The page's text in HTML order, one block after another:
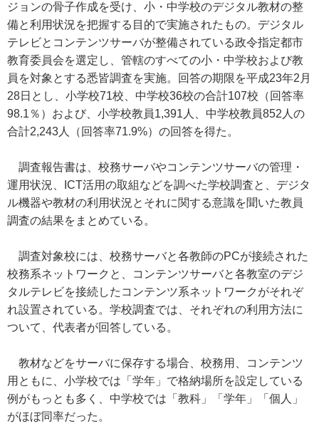
ジョンの骨子作成を受け、小・中学校のデジタル教材の整
備と利用状況を把握する目的で実施されたもの。デジタル
テレビとコンテンツサーバが整備されている政令指定都市
教育委員会を選定し、管轄のすべての小・中学校および教
員を対象とする悉皆調査を実施。回答の期限を平成23年2月
28日とし、小学校71校、中学校36校の合計107校（回答率
98.1％）および、小学校教員1,391人、中学校教員852人の
合計2,243人（回答率71.9%）の回答を得た。
調査報告書は、校務サーバやコンテンツサーバの管理・
運用状況、ICT活用の取組などを調べた学校調査と、デジタ
ル機器や教材の利用状況とそれに関する意識を聞いた教員
調査の結果をまとめている。
調査対象校には、校務サーバと各教師のPCが接続された
校務系ネットワークと、コンテンツサーバと各教室のデジ
タルテレビを接続したコンテンツ系ネットワークがそれぞ
れ設置されている。学校調査では、それぞれの利用方法に
ついて、代表者が回答している。
教材などをサーバに保存する場合、校務用、コンテンツ
用ともに、小学校では「学年」で格納場所を設定している
例がもっとも多く、中学校では「教科」「学年」「個人」
がほぼ同率だった。